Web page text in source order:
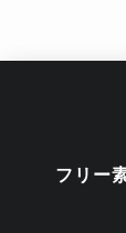
フリー